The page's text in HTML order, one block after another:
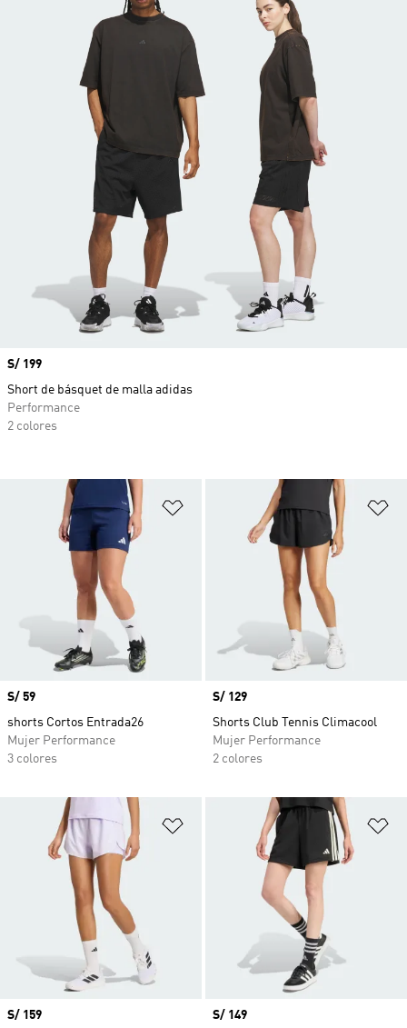
Añadir a la lista de deseos
Precio
S/ 59
shorts Cortos Entrada26
Mujer Performance
3 colores
Precio
S/ 129
Shorts Club Tennis Climacool
Mujer Performance
2 colores
Añadir a la lista de deseos
Precio
S/ 159
Precio
S/ 149
Precio
S/ 199
Short de básquet de malla adidas
Performance
2 colores